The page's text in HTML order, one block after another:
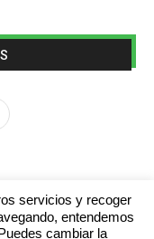
servicios y recoger
entendemos
cambiar la